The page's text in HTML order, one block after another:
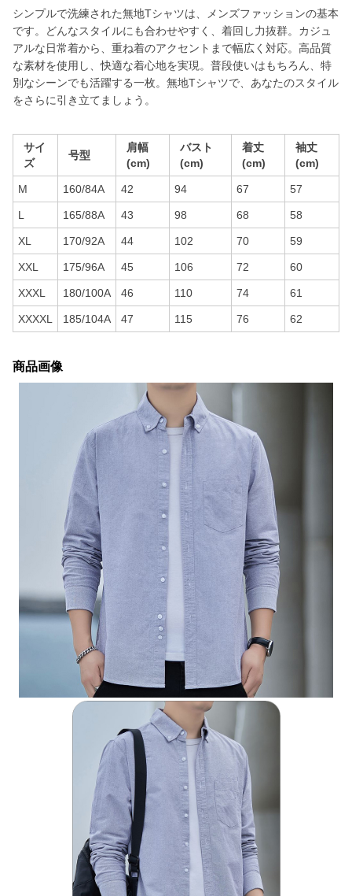
シンプルで洗練された無地Tシャツは、メンズファッションの基本
です。どんなスタイルにも合わせやすく、着回し力抜群。カジュ
アルな日常着から、重ね着のアクセントまで幅広く対応。高品質
な素材を使用し、快適な着心地を実現。普段使いはもちろん、特
別なシーンでも活躍する一枚。無地Tシャツで、あなたのスタイル
をさらに引き立てましょう。
サイ
ズ
号型
肩幅
(cm)
バスト
(cm)
着丈
(cm)
袖丈
(cm)
M 160/84A 42 94 67 57
L 165/88A 43 98 68 58
XL 170/92A 44 102 70 59
XXL 175/96A 45 106 72 60
XXXL 180/100A 46 110 74 61
XXXXL 185/104A 47 115 76 62
商品画像